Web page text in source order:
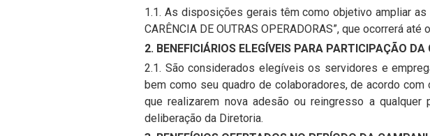
1.1. As disposições gerais têm como objetivo ampliar
CARÊNCIA DE OUTRAS OPERADORAS”, que ocorrerá
2. BENEFICIÁRIOS ELEGÍVEIS PARA PARTICIPAÇÃO
2.1. São considerados elegíveis os servidores e
bem como seu quadro de colaboradores, de acordo
que realizarem nova adesão ou reingresso a
deliberação da Diretoria.